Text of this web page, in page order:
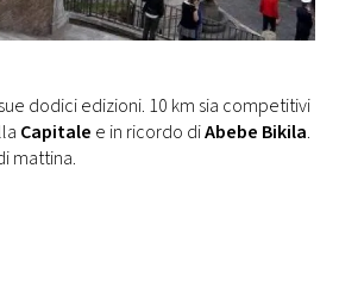
dodici edizioni. 10 km sia competitivi
Capitale e in ricordo diAbebe Bikila.
mattina.